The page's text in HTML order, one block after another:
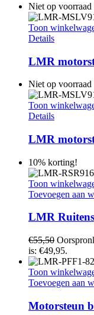
Niet op voorraad
Toon
Details
LMR
Niet op voorraad
Toon
Details
LMR
10% korting!
Toon
Toevoegen aan
LMR
€55,50
is: €49,95.
Toon
Toevoegen aan
Motorsteun